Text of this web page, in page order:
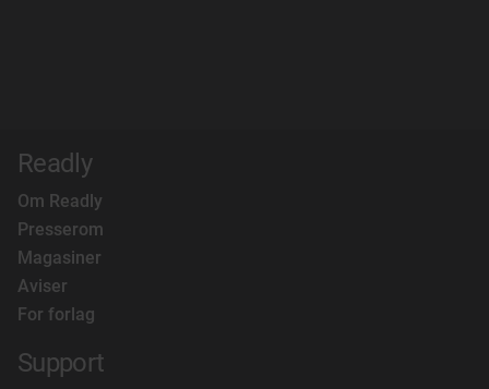
Readly
Om Readly
Presserom
Magasiner
Aviser
For forlag
Support